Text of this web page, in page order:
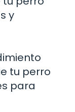
y
tu perro
para